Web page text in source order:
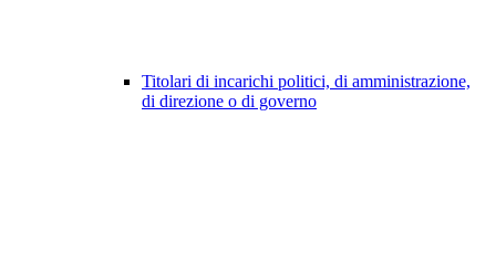
Titolari di incarichi politici, di amministrazione,
di direzione o di governo